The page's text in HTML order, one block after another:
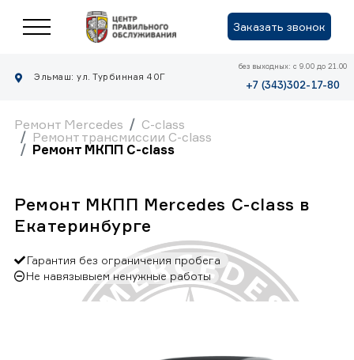
Заказать звонок
Эльмаш: ул. Турбинная 40Г
без выходных: с 9.00 до 21.00
+7 (343)302-17-80
Ремонт Mercedes
C-class
Ремонт трансмиссии C-class
Ремонт МКПП C-class
Ремонт МКПП Mercedes C-class в
Екатеринбурге
Гарантия без ограничения пробега
Не навязывыем ненужные работы